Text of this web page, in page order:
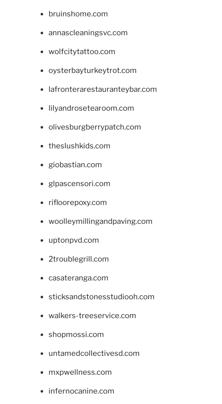
bruinshome.com
annascleaningsvc.com
wolfcitytattoo.com
oysterbayturkeytrot.com
lafronterarestauranteybar.com
lilyandrosetearoom.com
olivesburgberrypatch.com
theslushkids.com
giobastian.com
glpascensori.com
rifloorepoxy.com
woolleymillingandpaving.com
uptonpvd.com
2troublegrill.com
casateranga.com
sticksandstonesstudiooh.com
walkers-treeservice.com
shopmossi.com
untamedcollectivesd.com
mxpwellness.com
infernocanine.com